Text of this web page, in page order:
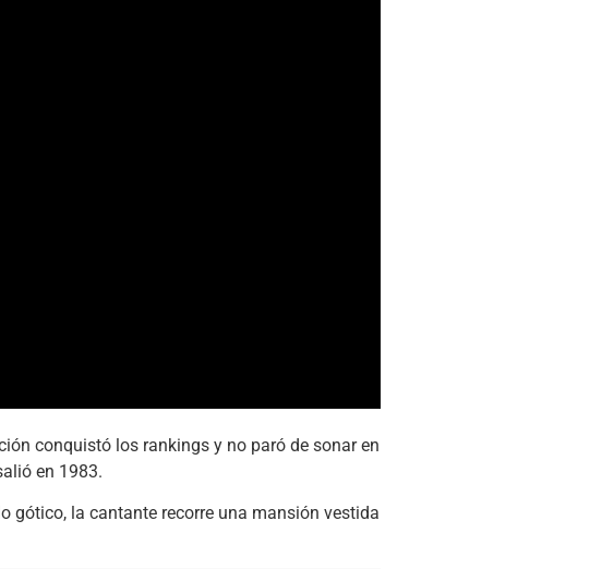
conquistó los rankings y no paró de sonar en
en 1983.
gótico, la cantante recorre una mansión vestida